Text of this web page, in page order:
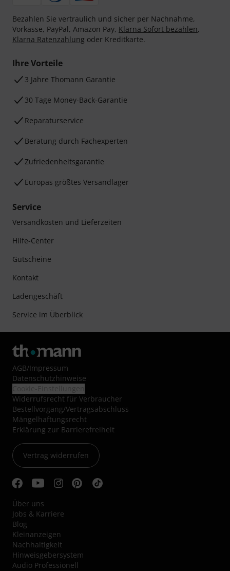
Bezahlen Sie vertraulich und sicher per Nachnahme,
Vorkasse, PayPal, Amazon Pay, Klarna Sofort bezahlen,
Klarna Ratenzahlung oder Kreditkarte.
Ihre Vorteile
3 Jahre Thomann Garantie
30 Tage Money-Back-Garantie
Reparaturservice
Beratung durch Fachexperten
Zufriedenheitsgarantie
Europas größtes Versandlager
Service
Versandkosten und Lieferzeiten
Hilfe-Center
Gutscheine
Kontakt
Ladengeschäft
Service im Überblick
AGB/Impressum
Datenschutzhinweise
Widerrufsrecht für Verbraucher
Bestellvorgang/Vertragsabschluss
Mängelhaftungsrecht
Erklärung zur Barrierefreiheit
Vertrag widerrufen
Über uns
Jobs & Karriere
Blog
Kleinanzeigen
Nachhaltigkeit
Hinweisgebersystem
Audio Professionell